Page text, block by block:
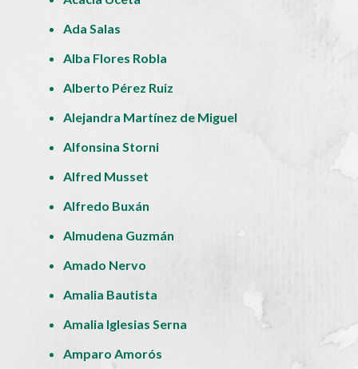
Ada Salas
Alba Flores Robla
Alberto Pérez Ruiz
Alejandra Martínez de Miguel
Alfonsina Storni
Alfred Musset
Alfredo Buxán
Almudena Guzmán
Amado Nervo
Amalia Bautista
Amalia Iglesias Serna
Amparo Amorós